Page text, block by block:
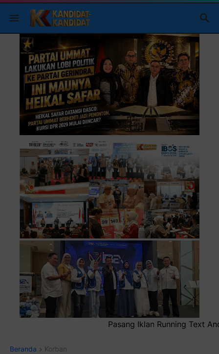
Iklan Running Text Anda di sini atau bisa juga
Beranda Korban